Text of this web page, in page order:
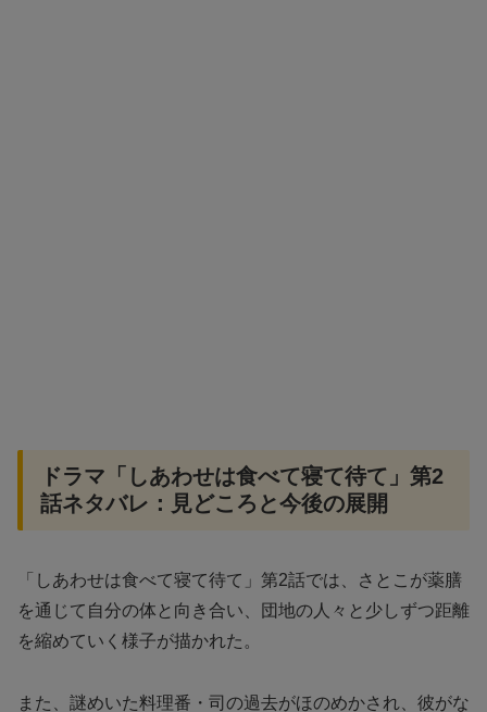
ドラマ「しあわせは食べて寝て待て」第2
話ネタバレ：見どころと今後の展開
「しあわせは食べて寝て待て」第2話では、さとこが薬膳
を通じて自分の体と向き合い、団地の人々と少しずつ距離
を縮めていく様子が描かれた。
また、謎めいた料理番・司の過去がほのめかされ、彼がな